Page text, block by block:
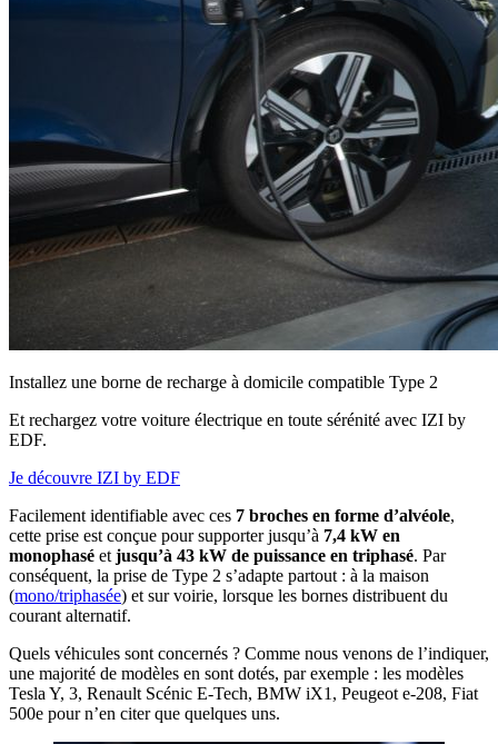
Installez une borne de recharge à domicile compatible Type 2
Et rechargez votre voiture électrique en toute sérénité avec IZI by
EDF.
Je découvre IZI by EDF
Facilement identifiable avec ces 7 broches en forme d’alvéole,
cette prise est conçue pour supporter jusqu’à 7,4 kW en
monophasé et jusqu’à 43 kW de puissance en triphasé. Par
conséquent, la prise de Type 2 s’adapte partout : à la maison
(mono/triphasée) et sur voirie, lorsque les bornes distribuent du
courant alternatif.
Quels véhicules sont concernés ? Comme nous venons de l’indiquer,
une majorité de modèles en sont dotés, par exemple : les modèles
Tesla Y, 3, Renault Scénic E-Tech, BMW iX1, Peugeot e-208, Fiat
500e pour n’en citer que quelques uns.